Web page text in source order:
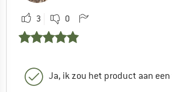
3 0
Ja, ik zou het product aan